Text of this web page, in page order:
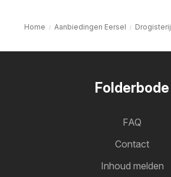
Home Aanbiedingen Eersel
Folderbode
FAQ
Contact
Inhoud melden